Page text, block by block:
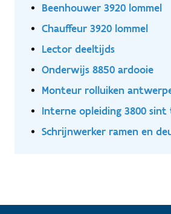
automotive.
Beenhouwer 3920 lommel
Chauffeur 3920 lommel
Lector deeltijds
Onderwijs 8850 ardooie
Monteur rolluiken
Interne opleiding 3800
Schrijnwerker ramen en